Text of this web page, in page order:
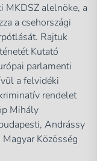
MKDSZ alelnöke, a
a csehországi
Rajtuk
Kutató
parlamenti
a felvidéki
rendelet
Mihály
Andrássy
Közösség